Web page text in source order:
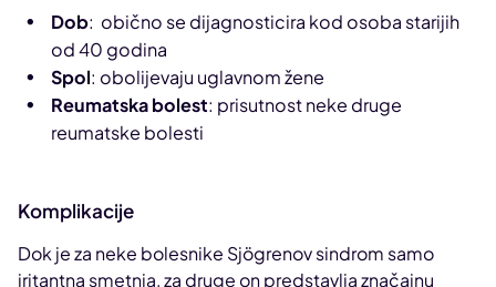
Dob: obično se dijagnosticira kod osoba starijih
od 40 godina
Spol: obolijevaju uglavnom žene
Reumatska bolest: prisutnost neke druge
reumatske bolesti
Komplikacije
Dok je za neke bolesnike Sjögrenov sindrom samo
iritantna smetnja, za druge on predstavlja značajnu